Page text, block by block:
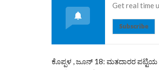
Get real time
Subscribe
ಕೊಪ್ಪಳ , ಜೂನ್ 18: ಮತದಾರರ ಪಟ್ಟಿಯ